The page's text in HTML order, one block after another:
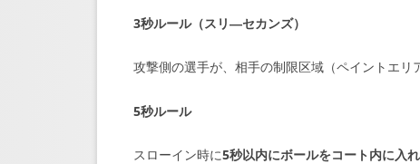
3秒ルール（スリ―セカンズ）
攻撃側の選手が、相手の制限区域（ペイントエリ
5秒ルール
スローイン時に5秒以内にボールをコート内に入